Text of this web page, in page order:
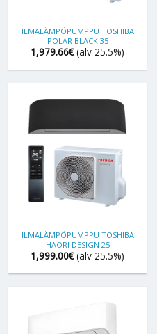
ILMALÄMPÖPUMPPU TOSHIBA
POLAR BLACK 35
1,979.66€ (alv 25.5%)
ILMALÄMPÖPUMPPU TOSHIBA
HAORI DESIGN 25
1,999.00€ (alv 25.5%)